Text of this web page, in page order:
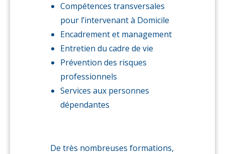
Compétences transversales
pour l’intervenant à Domicile
Encadrement et management
Entretien du cadre de vie
Prévention des risques
professionnels
Services aux personnes
dépendantes
De très nombreuses formations,